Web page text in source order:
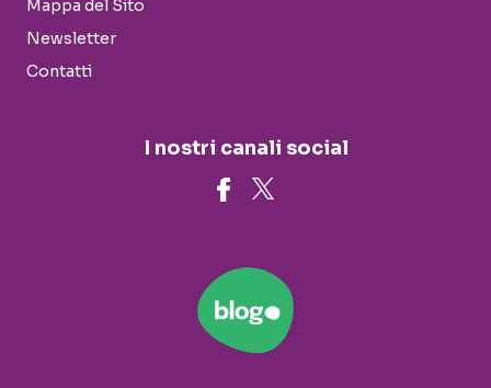
Mappa del Sito
Newsletter
Contatti
I nostri canali social